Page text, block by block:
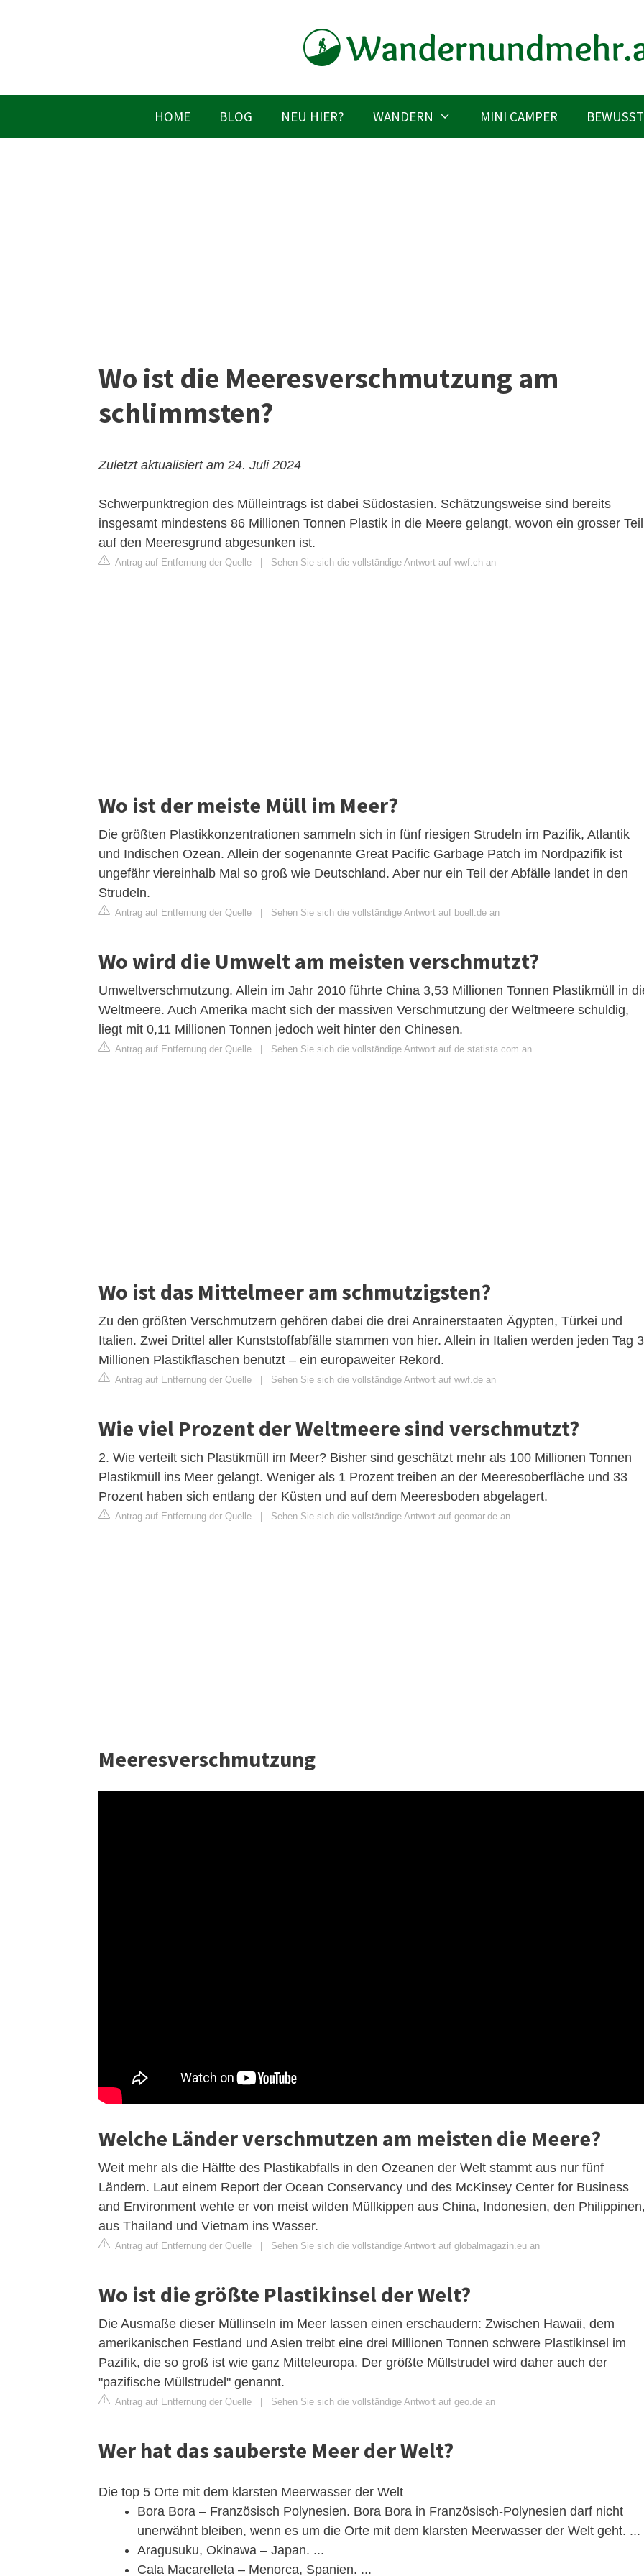
HOME BLOG NEU HIER? WANDERN MINI CAMPER
Wo ist die Meeresverschmutzung am
schlimmsten?
Zuletzt aktualisiert am 24. Juli 2024
Schwerpunktregion des Mülleintrags ist dabei Südostasien. Schätzungsweise sind bereits
insgesamt mindestens 86 Millionen Tonnen Plastik in die Meere gelangt, wovon ein grosser Teil
auf den Meeresgrund abgesunken ist.
Antrag auf Entfernung der Quelle Sehen Sie sich die vollständige Antwort auf wwf.ch an
Wo ist der meiste Müll im Meer?
Die größten Plastikkonzentrationen sammeln sich in fünf riesigen Strudeln im Pazifik, Atlantik
und Indischen Ozean. Allein der sogenannte Great Pacific Garbage Patch im Nordpazifik ist
ungefähr viereinhalb Mal so groß wie Deutschland. Aber nur ein Teil der Abfälle landet in den
Strudeln.
Antrag auf Entfernung der Quelle Sehen Sie sich die vollständige Antwort auf boell.de an
Wo wird die Umwelt am meisten verschmutzt?
Umweltverschmutzung. Allein im Jahr 2010 führte China 3,53 Millionen Tonnen Plastikmüll in
Weltmeere. Auch Amerika macht sich der massiven Verschmutzung der Weltmeere schuldig,
liegt mit 0,11 Millionen Tonnen jedoch weit hinter den Chinesen.
Antrag auf Entfernung der Quelle Sehen Sie sich die vollständige Antwort auf de.statista.com an
Wo ist das Mittelmeer am schmutzigsten?
Zu den größten Verschmutzern gehören dabei die drei Anrainerstaaten Ägypten, Türkei und
Italien. Zwei Drittel aller Kunststoffabfälle stammen von hier. Allein in Italien werden jeden Tag
Millionen Plastikflaschen benutzt – ein europaweiter Rekord.
Antrag auf Entfernung der Quelle Sehen Sie sich die vollständige Antwort auf wwf.de an
Wie viel Prozent der Weltmeere sind verschmutzt?
2. Wie verteilt sich Plastikmüll im Meer? Bisher sind geschätzt mehr als 100 Millionen Tonnen
Plastikmüll ins Meer gelangt. Weniger als 1 Prozent treiben an der Meeresoberfläche und 33
Prozent haben sich entlang der Küsten und auf dem Meeresboden abgelagert.
Antrag auf Entfernung der Quelle Sehen Sie sich die vollständige Antwort auf geomar.de an
Meeresverschmutzung
Welche Länder verschmutzen am meisten die Meere?
Weit mehr als die Hälfte des Plastikabfalls in den Ozeanen der Welt stammt aus nur fünf
Ländern. Laut einem Report der Ocean Conservancy und des McKinsey Center for Business
and Environment wehte er von meist wilden Müllkippen aus China, Indonesien, den
aus Thailand und Vietnam ins Wasser.
Antrag auf Entfernung der Quelle | Sehen Sie sich die vollständige Antwort auf globalmagazin.eu an
Wo ist die größte Plastikinsel der Welt?
Die Ausmaße dieser Müllinseln im Meer lassen einen erschaudern: Zwischen Hawaii, dem
amerikanischen Festland und Asien treibt eine drei Millionen Tonnen schwere Plastikinsel im
Pazifik, die so groß ist wie ganz Mitteleuropa. Der größte Müllstrudel wird daher auch der
"pazifische Müllstrudel" genannt.
Antrag auf Entfernung der Quelle | Sehen Sie sich die vollständige Antwort auf geo.de an
Wer hat das sauberste Meer der Welt?
Die top 5 Orte mit dem klarsten Meerwasser der Welt
Bora Bora – Französisch Polynesien. Bora Bora in Französisch-Polynesien darf nicht
unerwähnt bleiben, wenn es um die Orte mit dem klarsten Meerwasser der Welt geht. ...
Aragusuku, Okinawa – Japan. ...
Cala Macarelleta – Menorca, Spanien. ...